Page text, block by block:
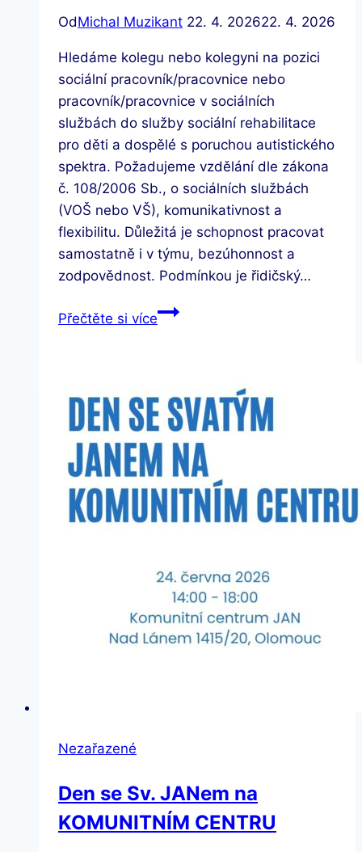
OdMichal Muzikant 22. 4. 202622. 4. 2026
Hledáme kolegu nebo kolegyni na pozici
sociální pracovník/pracovnice nebo
pracovník/pracovnice v sociálních
službách do služby sociální rehabilitace
pro děti a dospělé s poruchou autistického
spektra. Požadujeme vzdělání dle zákona
č. 108/2006 Sb., o sociálních službách
(VOŠ nebo VŠ), komunikativnost a
flexibilitu. Důležitá je schopnost pracovat
samostatně i v týmu, bezúhonnost a
zodpovědnost. Podmínkou je řidičský…
Přečtěte si víceHledáme
služby
sociální
rehabilitace
Nezařazené
Den se Sv. JANem na
KOMUNITNÍM CENTRU